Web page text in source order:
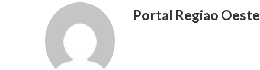
Portal Regiao Oeste